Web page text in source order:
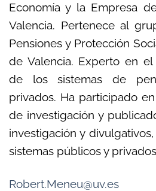
Economía y la Empresa
Valencia. Pertenece al
Pensiones y Protección
de Valencia. Experto en el
de los sistemas de
privados. Ha participado
de investigación y
investigación y
sistemas públicos y
Robert.Meneu@uv.es